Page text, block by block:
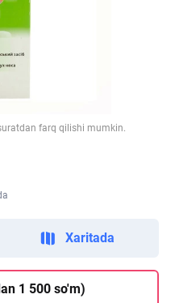
farq qilishi mumkin.
Xaritada
1 500 so'm)